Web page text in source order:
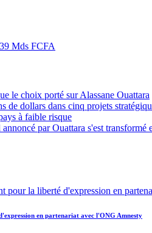
le choix porté sur Alassane Ouattara
de dollars dans cinq projets
à faible risque
par Ouattara s'est
en partenariat avec l'ONG Amnesty